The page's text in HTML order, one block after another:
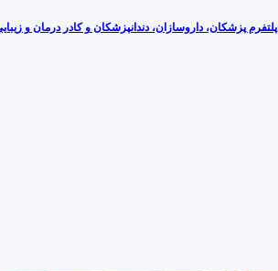
پلتفرم پزشکان، داروسازان، دندانپزشکان و کادر درمان و